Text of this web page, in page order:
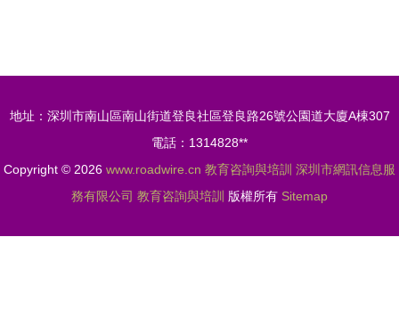
務，助力學
地址：深圳市南山區南山街道登良社區登良路26號公園道大廈A棟307
電話：1314828**
Copyright © 2026 www.roadwire.cn 教育咨詢與培訓 深圳市網訊信息服
務有限公司 教育咨詢與培訓 版權所有 Sitemap